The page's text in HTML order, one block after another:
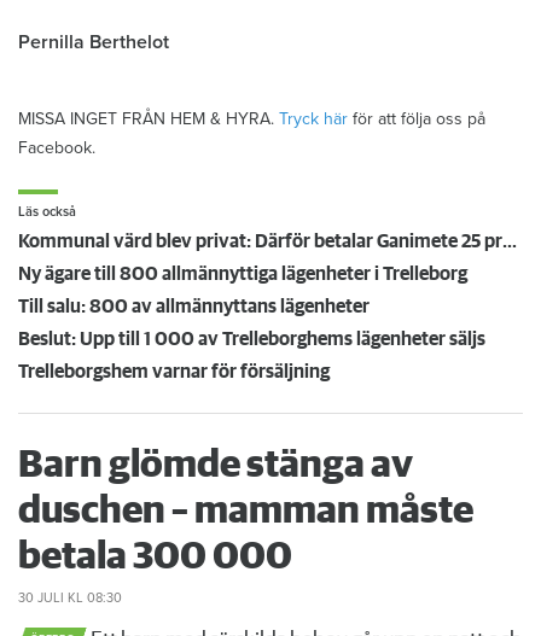
Pernilla Berthelot
MISSA INGET FRÅN HEM & HYRA. Tryck här för att följa oss på
Facebook.
Läs också
Kommunal värd blev privat: Därför betalar Ganimete 25 procent högre hyra än grannen Birgit
Ny ägare till 800 allmännyttiga lägenheter i Trelleborg
Till salu: 800 av allmännyttans lägenheter
Beslut: Upp till 1 000 av Trelleborghems lägenheter säljs
Trelleborgshem varnar för försäljning
Barn glömde stänga av
duschen – mamman måste
betala 300 000
30 JULI KL 08:30